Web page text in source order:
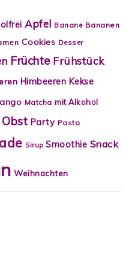
Apfel Banane Bananen
Cookies Desser
Früchte Frühstück
Himbeeren Kekse
Matcha mit Alkohol
Obst Party Pasta
Sirup Smoothie Snack
Weihnachten